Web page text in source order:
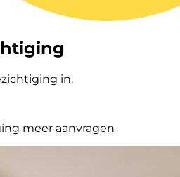
in.
meer aanvragen